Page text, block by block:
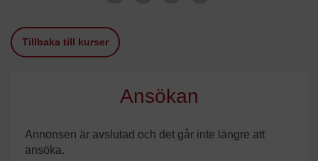
Tillbaka till kurser
Ansökan
Annonsen är avslutad och det går inte längre att
ansöka.